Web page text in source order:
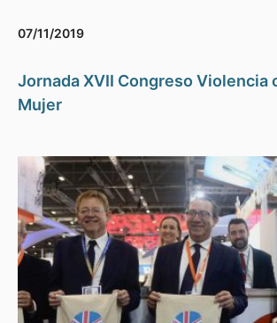
07/11/2019
Jornada XVII Congreso Violencia
Mujer